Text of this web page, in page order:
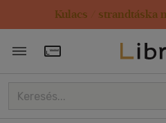
Kulacs / strandtáska
Törzsvásárlói Kártya